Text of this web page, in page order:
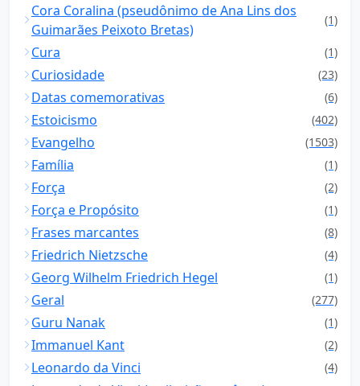
Cora Coralina (pseudônimo de Ana Lins dos
Guimarães Peixoto Bretas)
(1)
Cura (1)
Curiosidade (23)
Datas comemorativas (6)
Estoicismo (402)
Evangelho (1503)
Família (1)
Força (2)
Força e Propósito (1)
Frases marcantes (8)
Friedrich Nietzsche (4)
Georg Wilhelm Friedrich Hegel (1)
Geral (277)
Guru Nanak (1)
Immanuel Kant (2)
Leonardo da Vinci (4)